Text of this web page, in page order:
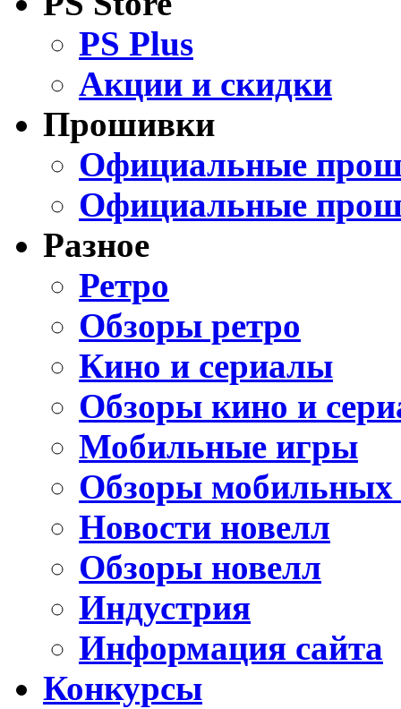
PS Plus
Акции и скидки
Прошивки
Официальные
Официальные
Разное
Ретро
Обзоры ретро
Кино и сериалы
Обзоры кино и
Мобильные игры
Обзоры мобильных
Новости новелл
Обзоры новелл
Индустрия
Информация сайта
Конкурсы